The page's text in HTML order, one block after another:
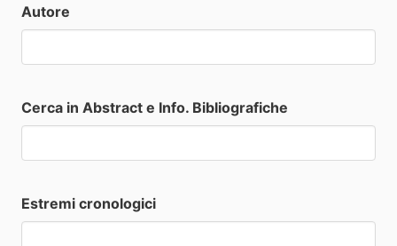
Autore
Cerca in Abstract e Info. Bibliografiche
Estremi cronologici